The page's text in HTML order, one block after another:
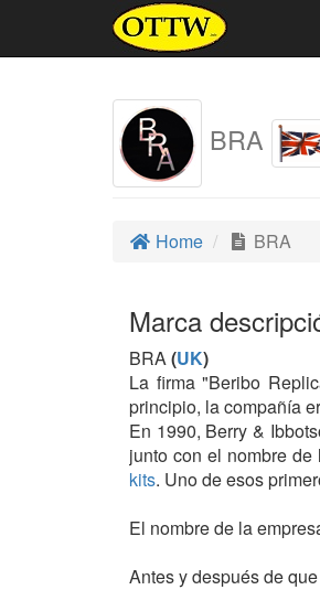
BRA
Home BRA
Marca
BRA(UK)
La firma "Beribo
principio, la compañía
En 1990, Berry &
junto con el nombre
kits. Uno de esos
El nombre de la
Antes y después de